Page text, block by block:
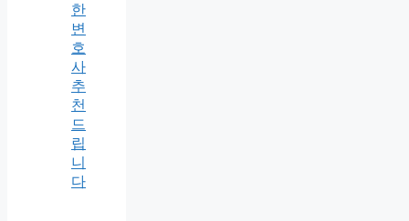
한
변
호
사
추
천
드
립
니
다